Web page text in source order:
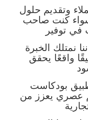
وتقديم حلول
سواء كنت صاحب
في توفير
نمتلك الخبرة
واقعًا يحقق
بودكاست
عصري يعزز من